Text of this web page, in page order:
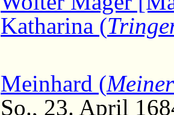
Katharina (
Meinhard (
So., 23. April